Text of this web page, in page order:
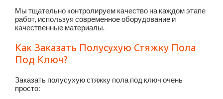
Мы тщательно контролируем качество на каждом этапе
работ, используя современное оборудование и
качественные материалы.
Как Заказать Полусухую Стяжку Пола
Под Ключ?
Заказать полусухую стяжку пола под ключ очень
просто: